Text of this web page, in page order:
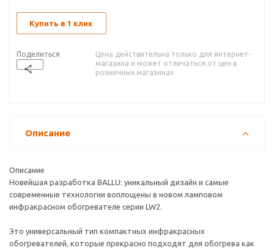
Купить в 1 клик
Поделиться
Цена действительна только для интернет-
магазина и может отличаться от цен в
розничных магазинах
Описание
Описание
Новейшая разработка BALLU: уникальный дизайн и самые
современные технологии воплощены в новом ламповом
инфракрасном обогревателе серии LW2.
Это универсальный тип компактных инфракрасных
обогревателей, которые прекрасно подходят для обогрева как